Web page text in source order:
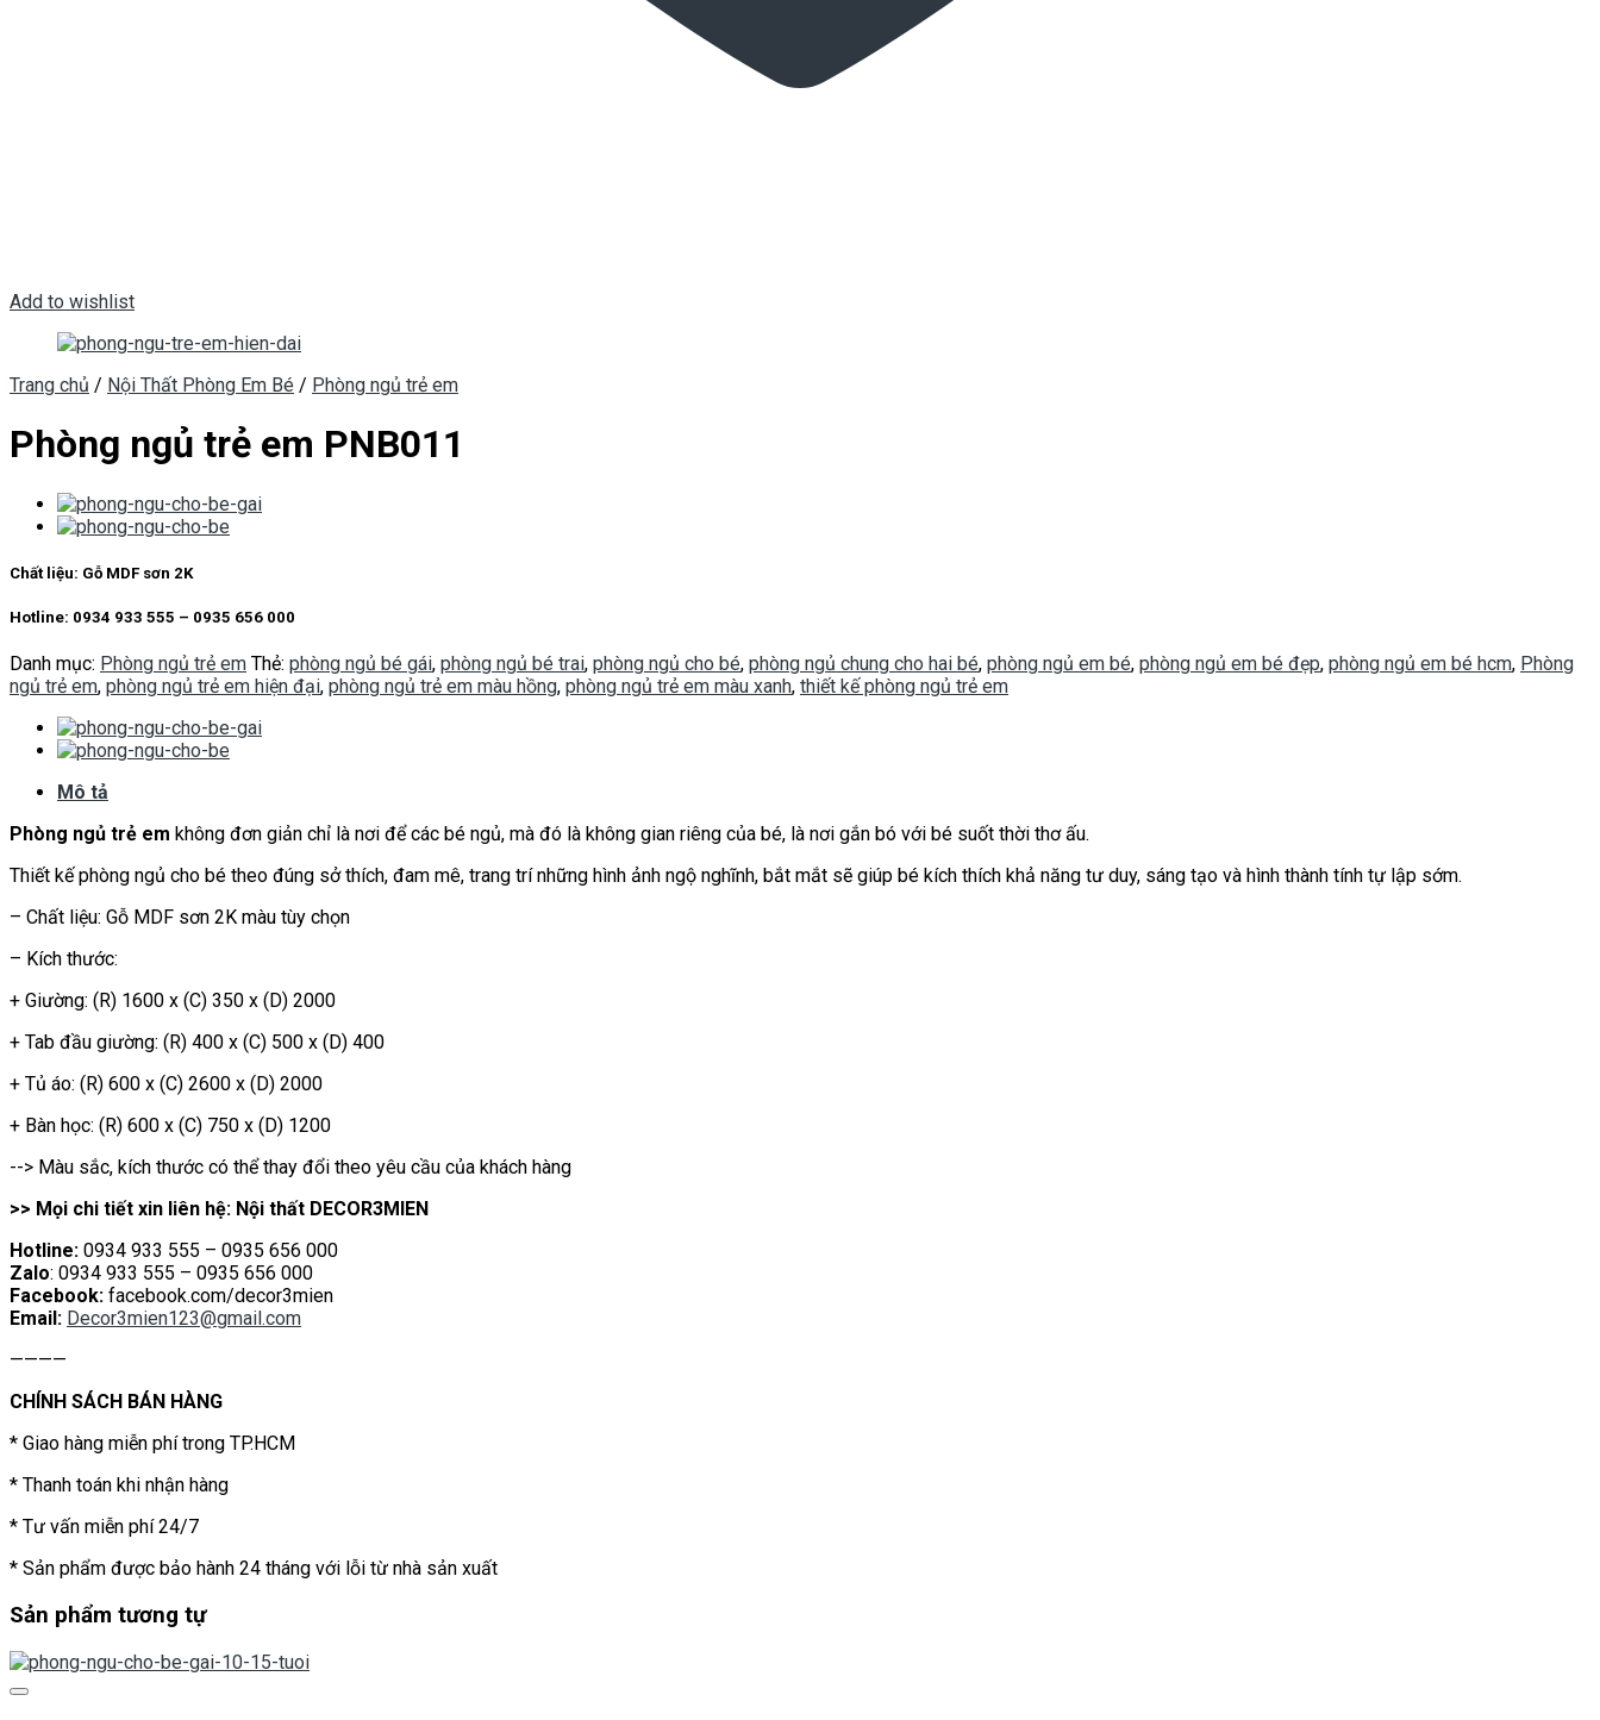
Add to wishlist
Trang chủ / Nội Thất Phòng Em Bé / Phòng ngủ trẻ em
Phòng ngủ trẻ em PNB011
Chất liệu: Gỗ MDF sơn 2K
Hotline: 0934 933 555 – 0935 656 000
Danh mục: Phòng ngủ trẻ em Thẻ: phòng ngủ bé gái, phòng ngủ bé trai, phòng ngủ cho bé, phòng ngủ chung cho hai bé, phòng ngủ em bé, phòng ngủ em bé đẹp, phòng ngủ em bé hcm, Phòng
ngủ trẻ em, phòng ngủ trẻ em hiện đại, phòng ngủ trẻ em màu hồng, phòng ngủ trẻ em màu xanh, thiết kế phòng ngủ trẻ em
Mô tả
Phòng ngủ trẻ em không đơn giản chỉ là nơi để các bé ngủ, mà đó là không gian riêng của bé, là nơi gắn bó với bé suốt thời thơ ấu.
Thiết kế phòng ngủ cho bé theo đúng sở thích, đam mê, trang trí những hình ảnh ngộ nghĩnh, bắt mắt sẽ giúp bé kích thích khả năng tư duy, sáng tạo và hình thành tính tự lập sớm.
– Chất liệu: Gỗ MDF sơn 2K màu tùy chọn
– Kích thước:
+ Giường: (R) 1600 x (C) 350 x (D) 2000
+ Tab đầu giường: (R) 400 x (C) 500 x (D) 400
+ Tủ áo: (R) 600 x (C) 2600 x (D) 2000
+ Bàn học: (R) 600 x (C) 750 x (D) 1200
--> Màu sắc, kích thước có thể thay đổi theo yêu cầu của khách hàng
>> Mọi chi tiết xin liên hệ: Nội thất DECOR3MIEN
Hotline: 0934 933 555 – 0935 656 000
Zalo: 0934 933 555 – 0935 656 000
Facebook: facebook.com/decor3mien
Email: Decor3mien123@gmail.com
————
CHÍNH SÁCH BÁN HÀNG
* Giao hàng miễn phí trong TP.HCM
* Thanh toán khi nhận hàng
* Tư vấn miễn phí 24/7
* Sản phẩm được bảo hành 24 tháng với lỗi từ nhà sản xuất
Sản phẩm tương tự